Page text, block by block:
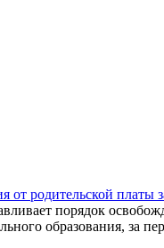
родительской платы
порядок
образования, за